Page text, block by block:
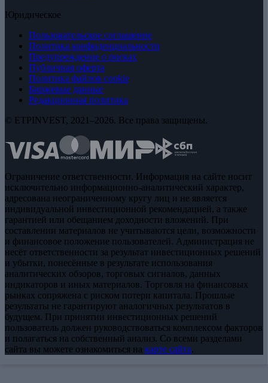
Юридическое
Пользовательское соглашение
Политика конфиденциальности
Предупреждение о рисках
Публичная оферта
Политика файлов cookie
Биржевые данные
Редакционная политика
© ETPINVEST, 2021–2026. Все права защищены.
Ограничение ответственности. Информация на сайте носит
исключительно информационно-аналитический характер,
адресована неограниченному кругу лиц и не является
индивидуальной инвестиционной рекомендацией, а также
гарантией или обещанием доходности вложений. При
составлении материалов не учитываются цели, возможности
и финансовое положение пользователей. Администрация не
несёт ответственности за результат инвестиционных решений
и убытки, понесённые в результате использования
аналитических обзоров, торговых сигналов, данных
индикаторов и иных материалов. Торговля на финансовых
рынках сопряжена с риском потери капитала. Прошлые
результаты не гарантируют аналогичных результатов в
будущем. При принятии инвестиционных решений
пользователь должен руководствоваться комплексом факторов
и полагаться на собственный анализ. Со всеми разделами
сайта вы можете ознакомиться на карте сайта.